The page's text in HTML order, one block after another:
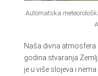
Automatska
Naša divna atmosfera
godina stvaranja
je u više slojeva i